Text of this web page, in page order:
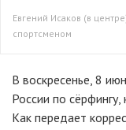
Евгений Исаков (в
спортсменом
В воскресенье, 8
России по
Как передает